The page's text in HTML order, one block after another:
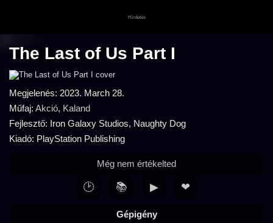
The Last of Us Part I
Megjelenés: 2023. March 28.
Műfaj: Akció, Kaland
Fejlesztő: Iron Galaxy Studios, Naughty Dog
Kiadó: PlayStation Publishing
Gépigény
Még nem értékelted
🕑 📚 ▶ ❤